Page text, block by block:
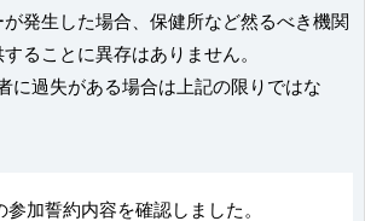
発生した場合、保健所など然るべき機関
ることに異存はありません。
に過失がある場合は上記の限りではな
参加誓約内容を確認しました。